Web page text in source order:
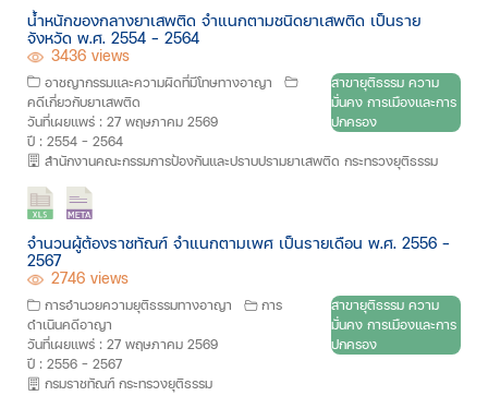
น้ำหนักของกลางยาเสพติด จำแนกตามชนิดยาเสพติด เป็นราย
จังหวัด พ.ศ. 2554 - 2564
3436 views
อาชญากรรมและความผิดที่มีโทษทางอาญา
คดีเกี่ยวกับยาเสพติด
วันที่เผยแพร่ : 27 พฤษภาคม 2569
ปี : 2554 - 2564
สาขายุติธรรม ความ
มั่นคง การเมืองและการ
ปกครอง
สำนักงานคณะกรรมการป้องกันและปราบปรามยาเสพติด กระทรวงยุติธรรม
จำนวนผู้ต้องราชทัณฑ์ จำแนกตามเพศ เป็นรายเดือน พ.ศ. 2556 -
2567
2746 views
การอำนวยความยุติธรรมทางอาญา
การ
ดำเนินคดีอาญา
วันที่เผยแพร่ : 27 พฤษภาคม 2569
ปี : 2556 - 2567
สาขายุติธรรม ความ
มั่นคง การเมืองและการ
ปกครอง
กรมราชทัณฑ์ กระทรวงยุติธรรม